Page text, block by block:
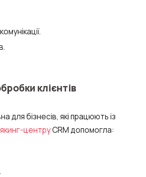
клієнтів
бізнесів, які працюють із
центруCRM допомогла: